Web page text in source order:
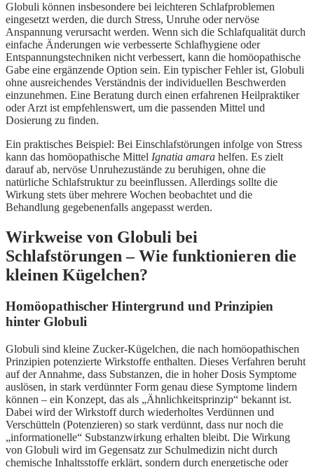
Globuli können insbesondere bei leichteren Schlafproblemen
eingesetzt werden, die durch Stress, Unruhe oder nervöse
Anspannung verursacht werden. Wenn sich die Schlafqualität durch
einfache Änderungen wie verbesserte Schlafhygiene oder
Entspannungstechniken nicht verbessert, kann die homöopathische
Gabe eine ergänzende Option sein. Ein typischer Fehler ist, Globuli
ohne ausreichendes Verständnis der individuellen Beschwerden
einzunehmen. Eine Beratung durch einen erfahrenen Heilpraktiker
oder Arzt ist empfehlenswert, um die passenden Mittel und
Dosierung zu finden.
Ein praktisches Beispiel: Bei Einschlafstörungen infolge von Stress
kann das homöopathische Mittel Ignatia amara helfen. Es zielt
darauf ab, nervöse Unruhezustände zu beruhigen, ohne die
natürliche Schlafstruktur zu beeinflussen. Allerdings sollte die
Wirkung stets über mehrere Wochen beobachtet und die
Behandlung gegebenenfalls angepasst werden.
Wirkweise von Globuli bei
Schlafstörungen – Wie funktionieren die
kleinen Kügelchen?
Homöopathischer Hintergrund und Prinzipien
hinter Globuli
Globuli sind kleine Zucker-Kügelchen, die nach homöopathischen
Prinzipien potenzierte Wirkstoffe enthalten. Dieses Verfahren beruht
auf der Annahme, dass Substanzen, die in hoher Dosis Symptome
auslösen, in stark verdünnter Form genau diese Symptome lindern
können – ein Konzept, das als „Ähnlichkeitsprinzip“ bekannt ist.
Dabei wird der Wirkstoff durch wiederholtes Verdünnen und
Verschütteln (Potenzieren) so stark verdünnt, dass nur noch die
„informationelle“ Substanzwirkung erhalten bleibt. Die Wirkung
von Globuli wird im Gegensatz zur Schulmedizin nicht durch
chemische Inhaltsstoffe erklärt, sondern durch energetische oder